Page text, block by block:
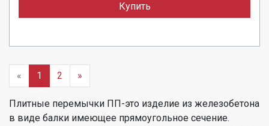
Купить
« 1 2 »
Плитные перемычки ПП-это изделие из железобетона
в виде балки имеющее прямоугольное сечение.